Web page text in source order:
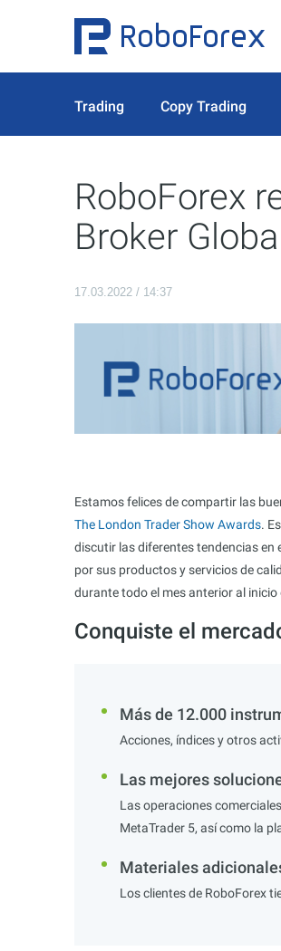
Trading Copy Trading
RoboForex
Broker
17.03.2022 / 14:37
Estamos felices de compartir las
The London Trader Show Awards.
discutir las diferentes tendencias en
por sus productos y servicios de
durante todo el mes anterior al inicio
Conquiste el
Más de 12.000
Acciones, índices y otros
Las mejores
Las operaciones
MetaTrader 5, así como la
Materiales
Los clientes de RoboForex